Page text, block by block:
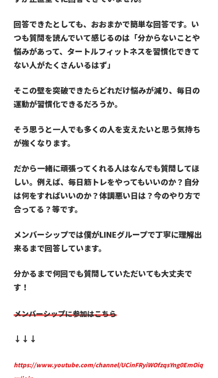
回答できたとしても、おおまかで簡単な回答です。 い
つも質問を読んでいて感じるのは 「分からないことや
悩みがあって、タートルフィットネスを習慣化できて
ない人がたくさんいるはず」
そこの壁を突破できたらどれだけ悩みが減り、毎日の
運動が習慣化できるだろうか。
そう思うと一人でも多くの人を支えたいと思う気持ち
が強くなります。
だから一緒に頑張ってくれる人はなんでも質問してほ
しい。 例えば、毎日筋トレをやってもいいのか？自分
は何をすればいいのか？体調悪い日は？今のやり方で
合ってる？等です。
メンバーシップでは僕がLINEグループで丁寧に理解出
来るまで回答しています。
分かるまで何回でも質問していただいても大丈夫で
す！
メンバーシップに参加はこちら
↓↓↓
https://www.youtube.com/channel/UCinFRyiWOfzqsYng0EmOiq